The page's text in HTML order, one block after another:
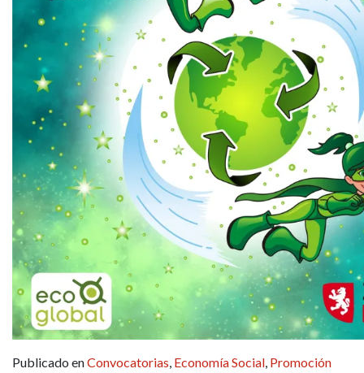
Publicado enConvocatorias, Economía Social, Promoción